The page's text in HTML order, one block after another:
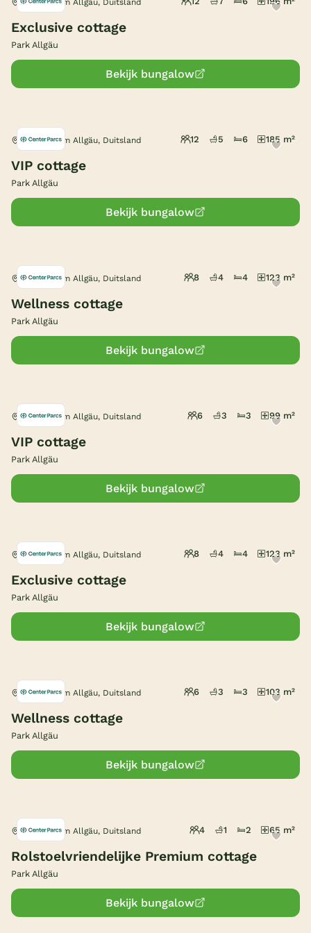
België
Blog
Exclusive cottage
Park Allgäu
Bekijk bungalow
Leutkirch im Allgäu, Duitsland 12 5 6 185 m²
VIP cottage
Park Allgäu
Bekijk bungalow
Leutkirch im Allgäu, Duitsland 8 4 4 123 m²
Wellness cottage
Park Allgäu
Bekijk bungalow
Leutkirch im Allgäu, Duitsland 6 3 3 99 m²
VIP cottage
Park Allgäu
Bekijk bungalow
Leutkirch im Allgäu, Duitsland 8 4 4 123 m²
Exclusive cottage
Park Allgäu
Bekijk bungalow
Leutkirch im Allgäu, Duitsland 6 3 3 103 m²
Wellness cottage
Park Allgäu
Bekijk bungalow
Leutkirch im Allgäu, Duitsland 4 1 2 65 m²
Rolstoelvriendelijke Premium cottage
Park Allgäu
Bekijk bungalow